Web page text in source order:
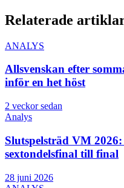
Relaterade
ANALYS
Allsvenskan efter
inför en het höst
2 veckor sedan
Analys
Slutspelsträd VM
sextondelsfinal till final
28 juni 2026